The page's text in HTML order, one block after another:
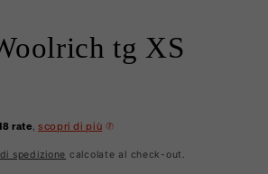
tg XS
rate scopri di più
spedizione calcolate al check-out.